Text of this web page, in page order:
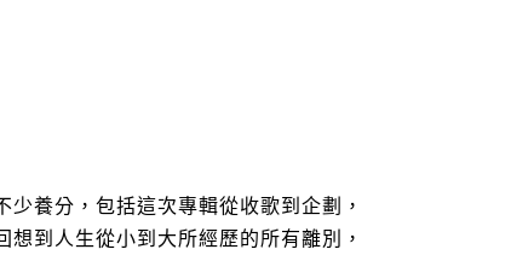
養分，包括這次專輯從收歌到企劃，
到人生從小到大所經歷的所有離別，